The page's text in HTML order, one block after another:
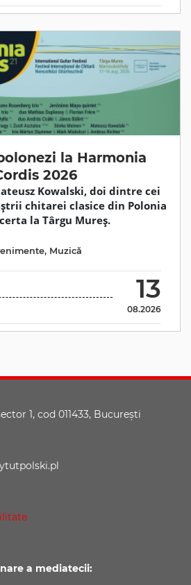
la Harmonia
2026
Kowalski, doi dintre cei
chitarei clasice din Polonia
la Târgu Mureș.
13
08.2026
, Muzică
1, cod 011433, Bucureşti
a mediatecii: